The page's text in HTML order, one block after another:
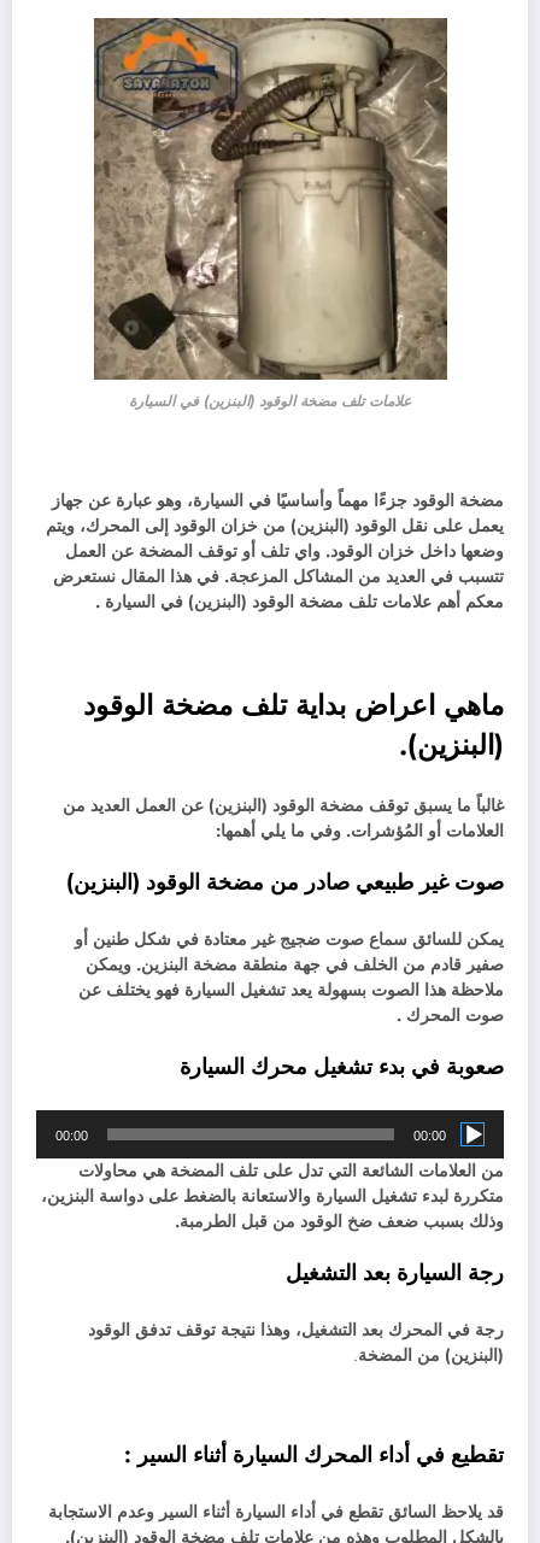
علامات تلف مضخة الوقود (البنزين) في السيارة
مضخة الوقود جزءًا مهماً وأساسيًا في السيارة، وهو عبارة عن جهاز
يعمل على نقل الوقود (البنزين) من خزان الوقود إلى المحرك، ويتم
وضعها داخل خزان الوقود. واي تلف أو توقف المضخة عن العمل
تتسبب في العديد من المشاكل المزعجة. في هذا المقال نستعرض
معكم أهم علامات تلف مضخة الوقود (البنزين) في السيارة .
ماهي اعراض بداية تلف مضخة الوقود
(البنزين).
غالباً ما يسبق توقف مضخة الوقود (البنزين) عن العمل العديد من
العلامات أو المُؤشرات. وفي ما يلي أهمها:
صوت غير طبيعي صادر من مضخة الوقود (البنزين)
يمكن للسائق سماع صوت ضجيج غير معتادة في شكل طنين أو
صفير قادم من الخلف في جهة منطقة مضخة البنزين. ويمكن
ملاحظة هذا الصوت بسهولة يعد تشغيل السيارة فهو يختلف عن
صوت المحرك .
صعوبة في بدء تشغيل محرك السيارة
مشغل
الصوت
00:00
00:00
من العلامات الشائعة التي تدل على تلف المضخة هي محاولات
متكررة لبدء تشغيل السيارة والاستعانة بالضغط على دواسة البنزين،
وذلك بسبب ضعف ضخ الوقود من قبل الطرمبة.
رجة السيارة بعد التشغيل
رجة في المحرك بعد التشغيل، وهذا نتيجة توقف تدفق الوقود
(البنزين) من المضخة.
تقطيع في أداء المحرك السيارة أثناء السير :
قد يلاحظ السائق تقطع في أداء السيارة أثناء السير وعدم الاستجابة
بالشكل المطلوب وهذه من علامات تلف مضخة الوقود (البنزين).